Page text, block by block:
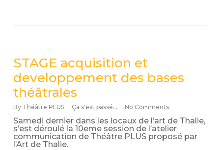
STAGE acquisition et
developpement des bases
théâtrales
By Théâtre PLUS Ça s'est passé... No Comments
Samedi dernier dans les locaux de l’art de Thalie,
s’est déroulé la 10eme session de l’atelier
communication de Théâtre PLUS proposé par
l’Art de Thalie.